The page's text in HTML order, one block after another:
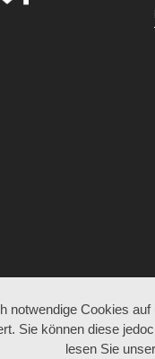
notwendige Cookies
Sie können diese
lesen Sie